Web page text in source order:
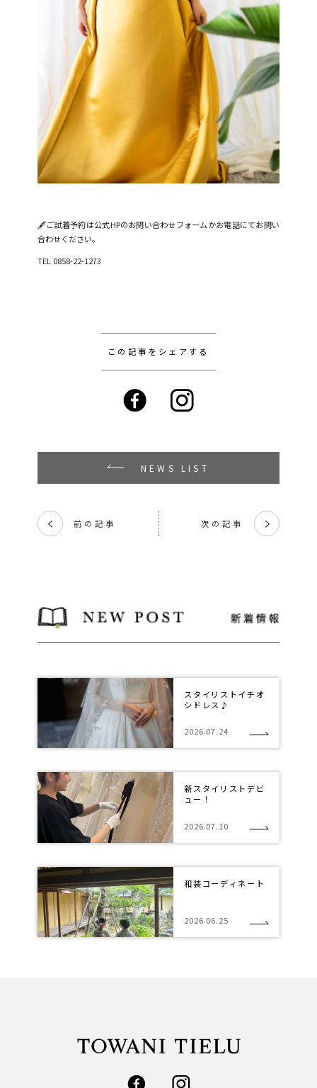
🖋ご試着予約は公式HPのお問い合わせフォームかお電話にてお問い
合わせください。
TEL 0858-22-1273
この記事をシェアする
NEWS LIST
く 前の記事 次の記事 く
スタイリストイチオ
シドレス♪
2026.07.24
新スタイリストデビ
ュー！
2026.07.10
和装コーディネート
2026.06.25